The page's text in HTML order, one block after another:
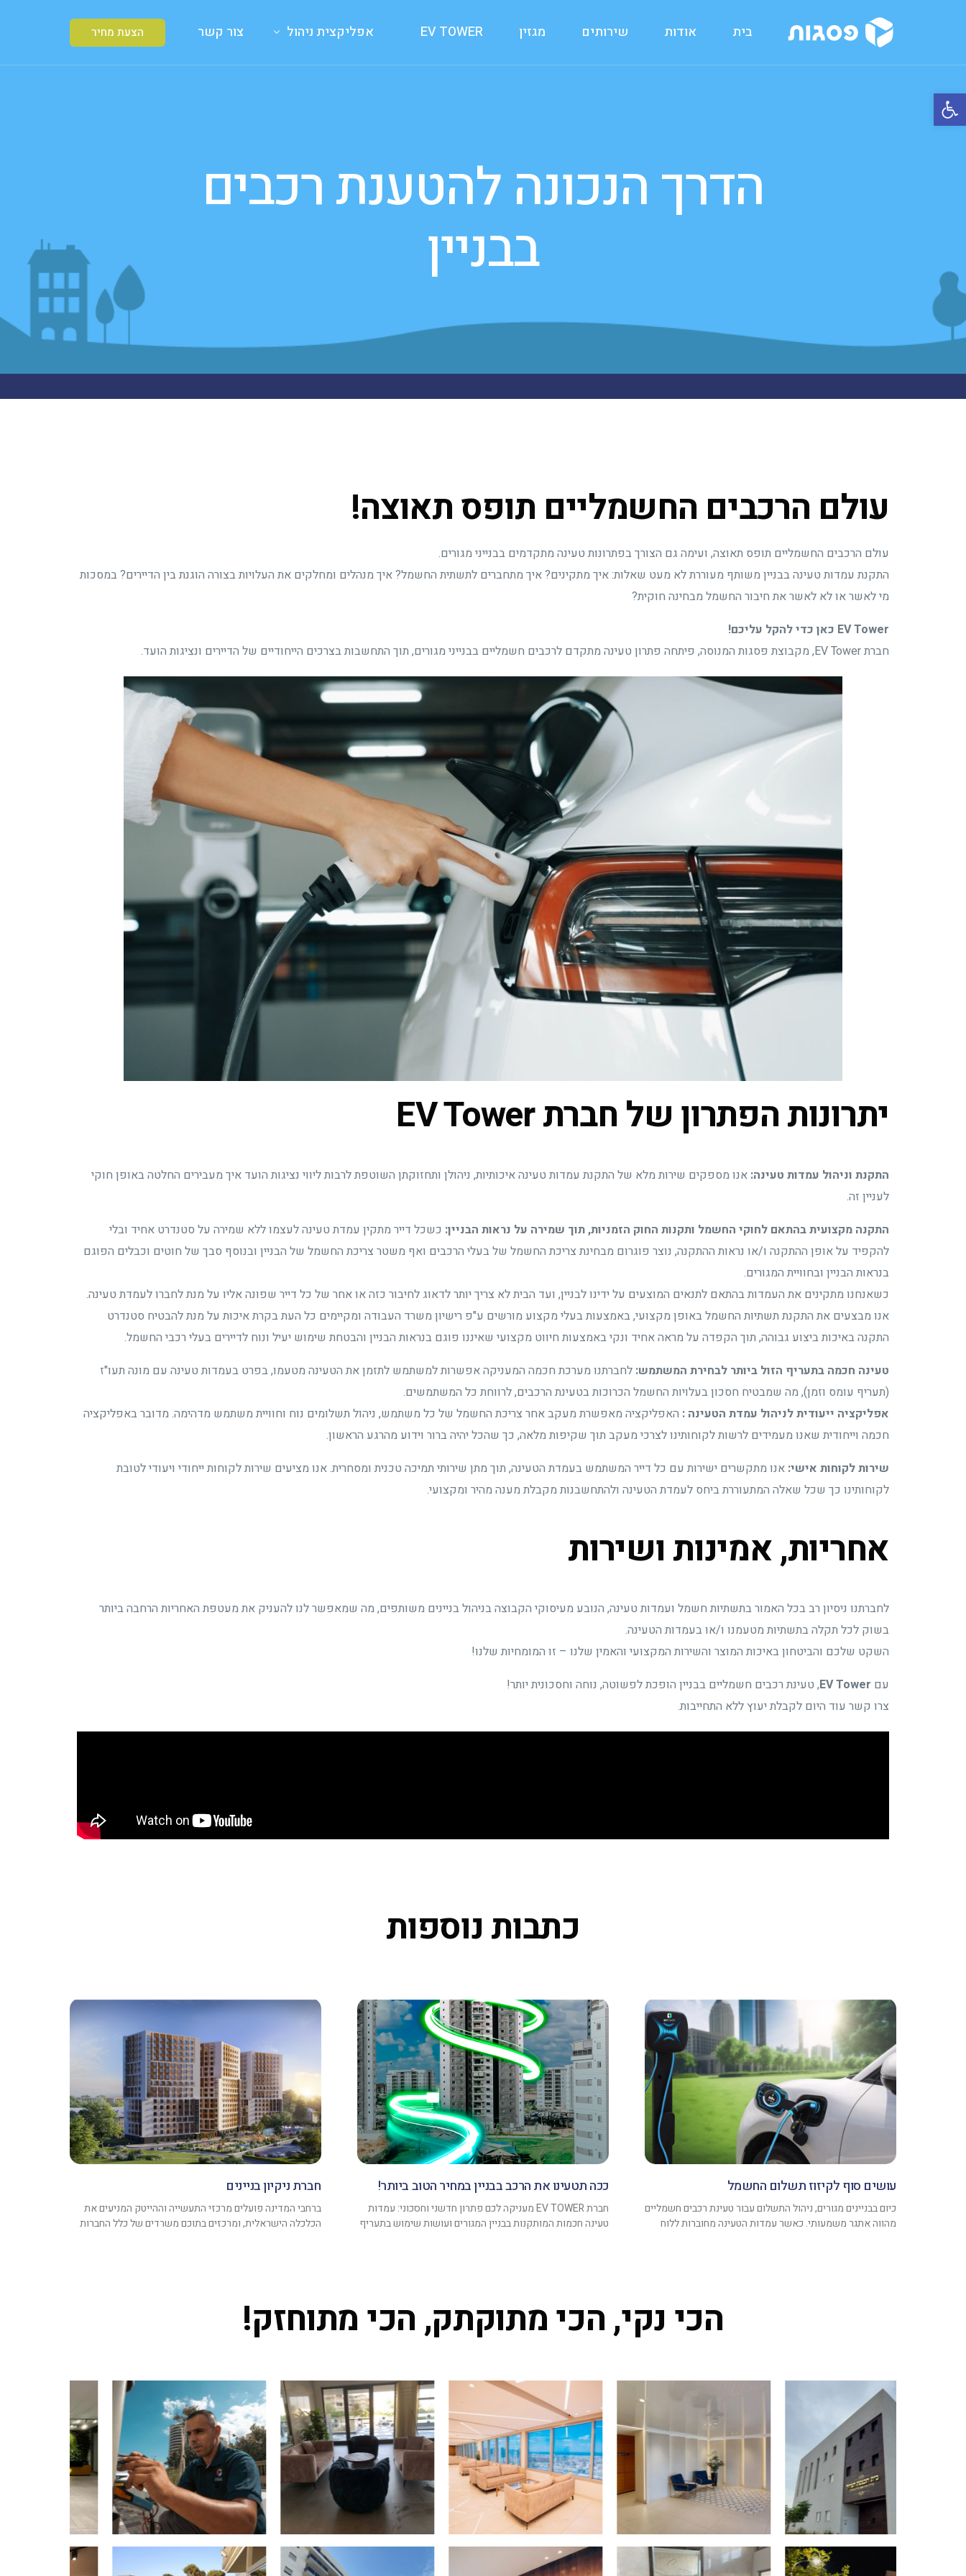
פתח סרגל נגישות
בית אודות שירותים מגזין EV TOWER אפליקצית ניהול צור קשר הצעת מחיר
הדרך הנכונה להטענת רכבים
בבניין
עולם הרכבים החשמליים תופס תאוצה!
עולם הרכבים החשמליים תופס תאוצה, ועימה גם הצורך בפתרונות טעינה מתקדמים בבנייני מגורים.
התקנת עמדות טעינה בבניין משותף מעוררת לא מעט שאלות: איך מתקינים? איך מתחברים לתשתית החשמל? איך מנהלים ומחלקים את העלויות בצורה הוגנת בין הדיירים? במסכות
מי לאשר או לא לאשר את חיבור החשמל מבחינה חוקית?
EV Tower כאן כדי להקל עליכם!
חברת EV Tower, מקבוצת פסגות המנוסה, פיתחה פתרון טעינה מתקדם לרכבים חשמליים בבנייני מגורים, תוך התחשבות בצרכים הייחודיים של הדיירים ונציגות הועד.
יתרונות הפתרון של חברת EV Tower
התקנת וניהול עמדות טעינה: אנו מספקים שירות מלא של התקנת עמדות טעינה איכותיות, ניהולן ותחזוקתן השוטפת לרבות ליווי נציגות הועד איך מעבירים החלטה באופן חוקי
לעניין זה.
התקנה מקצועית בהתאם לחוקי החשמל ותקנות החוק הזמניות, תוך שמירה על נראות הבניין: כשכל דייר מתקין עמדת טעינה לעצמו ללא שמירה על סטנדרט אחיד ובלי
להקפיד על אופן ההתקנה ו/או נראות ההתקנה, נוצר פוגרום מבחינת צריכת החשמל של בעלי הרכבים ואף משטר צריכת החשמל של הבניין ובנוסף סבך של חוטים וכבלים הפוגם
בנראות הבניין ובחוויית המגורים.
כשאנחנו מתקינים את העמדות בהתאם לתנאים המוצעים על ידינו לבניין, ועד הבית לא צריך יותר לדאוג לחיבור כזה או אחר של כל דייר שפונה אליו על מנת לחברו לעמדת טעינה.
אנו מבצעים את התקנת תשתיות החשמל באופן מקצועי, באמצעות בעלי מקצוע מורשים ע"פ רישיון משרד העבודה ומקיימים כל העת בקרת איכות על מנת להבטיח סטנדרט
התקנה באיכות ביצוע גבוהה, תוך הקפדה על מראה אחיד ונקי באמצעות חיווט מקצועי שאיננו פוגם בנראות הבניין והבטחת שימוש יעיל ונוח לדיירים בעלי רכבי החשמל.
טעינה חכמה בתעריף הזול ביותר לבחירת המשתמש: לחברתנו מערכת חכמה המעניקה אפשרות למשתמש לתזמן את הטעינה מטעמו, בפרט בעמדות טעינה עם מונה תעו"ז
(תעריף עומס וזמן), מה שמבטיח חסכון בעלויות החשמל הכרוכות בטעינת הרכבים, לרווחת כל המשתמשים.
אפליקציה ייעודית לניהול עמדת הטעינה : האפליקציה מאפשרת מעקב אחר צריכת החשמל של כל משתמש, ניהול תשלומים נוח וחוויית משתמש מדהימה. מדובר באפליקציה
חכמה וייחודית שאנו מעמידים לרשות לקוחותינו לצרכי מעקב תוך שקיפות מלאה, כך שהכל יהיה ברור וידוע מהרגע הראשון.
שירות לקוחות אישי: אנו מתקשרים ישירות עם כל דייר המשתמש בעמדת הטעינה, תוך מתן שירותי תמיכה טכנית ומסחרית. אנו מציעים שירות לקוחות ייחודי ויעודי לטובת
לקוחותינו כך שכל שאלה המתעוררת ביחס לעמדת הטעינה ולהתחשבנות מקבלת מענה מהיר ומקצועי.
אחריות, אמינות ושירות
לחברתנו ניסיון רב בכל האמור בתשתיות חשמל ועמדות טעינה, הנובע מעיסוקי הקבוצה בניהול בניינים משותפים, מה שמאפשר לנו להעניק את מעטפת האחריות הרחבה ביותר
בשוק לכל תקלה בתשתיות מטעמנו ו/או בעמדות הטעינה.
השקט שלכם והביטחון באיכות המוצר והשירות המקצועי והאמין שלנו – זו המומחיות שלנו!
עם EV Tower, טעינת רכבים חשמליים בבניין הופכת לפשוטה, נוחה וחסכונית יותר!
צרו קשר עוד היום לקבלת יעוץ ללא התחייבות.
כתבות נוספות
עושים סוף לקיזוז תשלום החשמל
כיום בבניינים מגורים, ניהול התשלום עבור טעינת רכבים חשמליים
מהווה אתגר משמעותי. כאשר עמדות הטעינה מחוברות ללוח
ככה תטעינו את הרכב בבניין במחיר הטוב ביותר!
חברת EV TOWER מעניקה לכם פתרון חדשני וחסכוני: עמדות
טעינה חכמות המותקנות בבניין המגורים ועושות שימוש בתעריף
חברת ניקיון בניינים
ברחבי המדינה פועלים מרכזי התעשייה וההייטק המניעים את
הכלכלה הישראלית, ומרכזים בתוכם משרדים של כלל החברות
הכי נקי, הכי מתוקתק, הכי מתוחזק!